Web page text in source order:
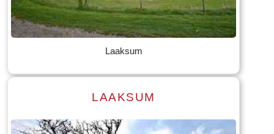
Tekst: © Foto: © Hendrik van Kampen
Laaksum
LAAKSUM